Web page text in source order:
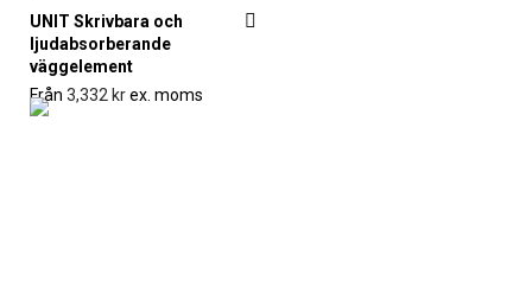
UNIT Skrivbara och
ljudabsorberande
väggelement
Från 3,332 krex. moms